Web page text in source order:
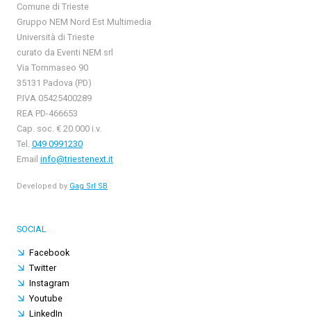
Comune di Trieste
Gruppo NEM Nord Est Multimedia
Università di Trieste
curato da Eventi NEM srl
Via Tommaseo 90
35131 Padova (PD)
P.IVA 05425400289
REA PD-466653
Cap. soc. € 20.000 i.v.
Tel. 049 0991230
Email info@triestenext.it
Developed by Gag Srl SB
SOCIAL
Facebook
Twitter
Instagram
Youtube
LinkedIn